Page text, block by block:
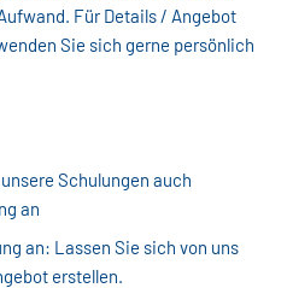
Für Details / Angebot
Sie sich gerne persönlich
Schulungen auch
an
an: Lassen Sie sich von uns
erstellen.